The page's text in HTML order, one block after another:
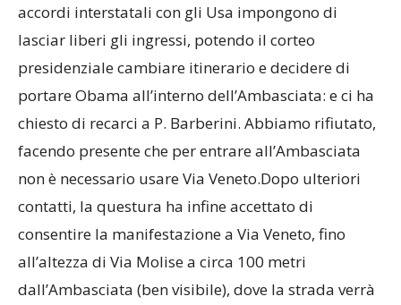
accordi interstatali con gli Usa impongono di
lasciar liberi gli ingressi, potendo il corteo
presidenziale cambiare itinerario e decidere di
portare Obama all’interno dell’Ambasciata: e ci ha
chiesto di recarci a P. Barberini. Abbiamo rifiutato,
facendo presente che per entrare all’Ambasciata
non è necessario usare Via Veneto.Dopo ulteriori
contatti, la questura ha infine accettato di
consentire la manifestazione a Via Veneto, fino
all’altezza di Via Molise a circa 100 metri
dall’Ambasciata (ben visibile), dove la strada verrà